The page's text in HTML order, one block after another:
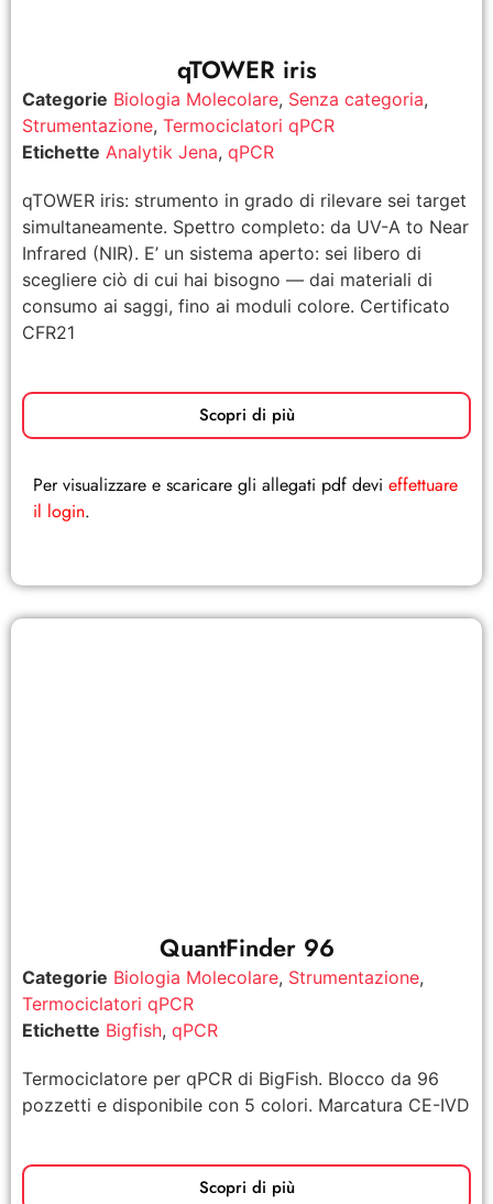
qTOWER iris
Categorie Biologia Molecolare, Senza categoria,
Strumentazione, Termociclatori qPCR
Etichette Analytik Jena, qPCR
qTOWER iris: strumento in grado di rilevare sei target
simultaneamente. Spettro completo: da UV-A to Near
Infrared (NIR). E’ un sistema aperto: sei libero di
scegliere ciò di cui hai bisogno — dai materiali di
consumo ai saggi, fino ai moduli colore. Certificato
CFR21
Scopri di più
Per visualizzare e scaricare gli allegati pdf devi effettuare
il login.
QuantFinder 96
Categorie Biologia Molecolare, Strumentazione,
Termociclatori qPCR
Etichette Bigfish, qPCR
Termociclatore per qPCR di BigFish. Blocco da 96
pozzetti e disponibile con 5 colori. Marcatura CE-IVD
Scopri di più